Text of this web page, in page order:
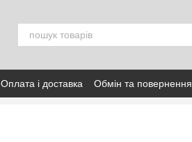
Оплата і доставка Обмін та повернення